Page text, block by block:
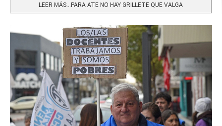
LEER MÁS…PARA ATE NO HAY GRILLETE QUE VALGA